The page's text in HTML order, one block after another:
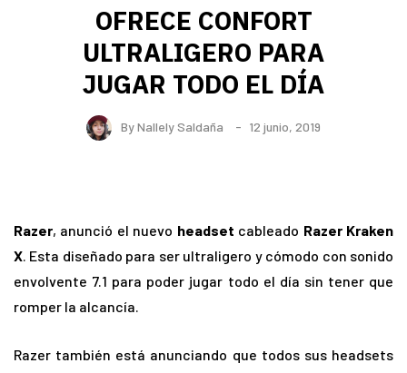
OFRECE CONFORT
ULTRALIGERO PARA
JUGAR TODO EL DÍA
ByNallely Saldaña 12 junio, 2019
Razer, anunció el nuevo headset cableado Razer Kraken
X. Esta diseñado para ser ultraligero y cómodo con sonido
envolvente 7.1 para poder jugar todo el día sin tener que
romper la alcancía.
Razer también está anunciando que todos sus headsets